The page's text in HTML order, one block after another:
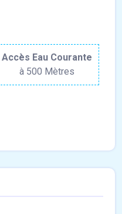
Accès Eau Courante
à 500 Mètres